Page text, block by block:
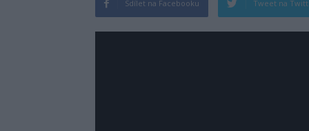
Sdílet na Facebooku Tweet na